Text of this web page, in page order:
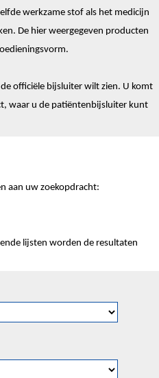
werkzame stof als het medicijn
De hier weergegeven producten
officiële bijsluiter wilt zien. U komt
waar u de patiëntenbijsluiter kunt
aan uw zoekopdracht:
lijsten worden de resultaten